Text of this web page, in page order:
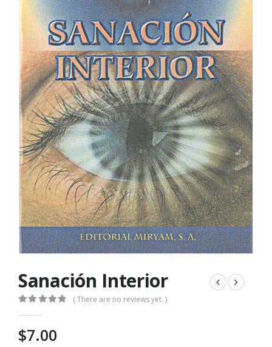
Sanación Interior
( There are no reviews yet. )
$7.00